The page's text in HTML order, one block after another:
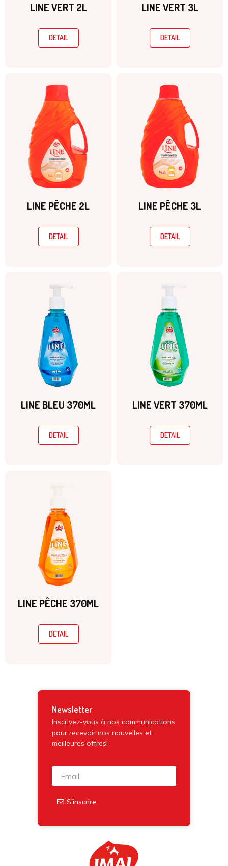
LINE VERT 2L
DETAIL
LINE VERT 3L
DETAIL
LINE PÊCHE 2L
DETAIL
LINE PÊCHE 3L
DETAIL
LINE BLEU 370ML
DETAIL
LINE VERT 370ML
DETAIL
LINE PÊCHE 370ML
DETAIL
Newsletter
Inscrivez-vous à nos communications
pour recevoir nos nouvelles et
meilleures offres!
S'inscrire